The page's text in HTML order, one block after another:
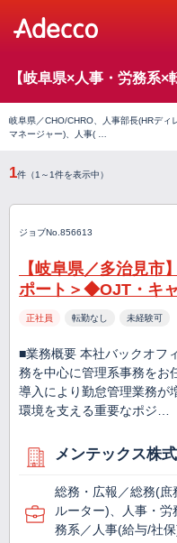
【岐阜県×人事・労務系
岐阜県／CHO/CHRO、人事部長(HRディ
マネージャー)、人事( …
1件（1～1件を表示中）
ジョブNo.856613
【岐阜県／多治見市
ポート＞◆OJT・キ
正社員 転勤なし 未経験可
■業務概要 本社バックオフ
務を中心に管理系事務をお
導入により勤怠管理業務が
環境を支える重要なポジ…
メンテックス株
総務・広報／総務(庶
ルーター)、人事・
務系／人事(給与/社